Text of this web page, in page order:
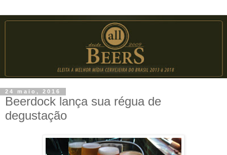
24 maio, 2016
Beerdock lança sua régua de
degustação